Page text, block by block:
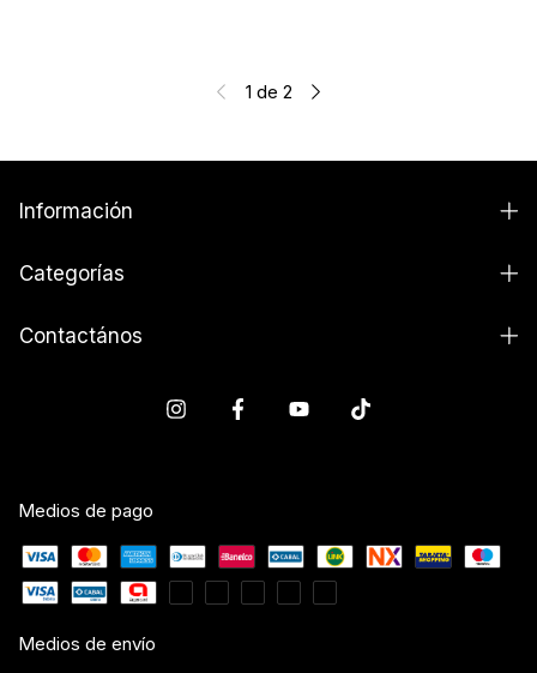
1 de 2
Información
Categorías
Contactános
Medios de pago
Medios de envío